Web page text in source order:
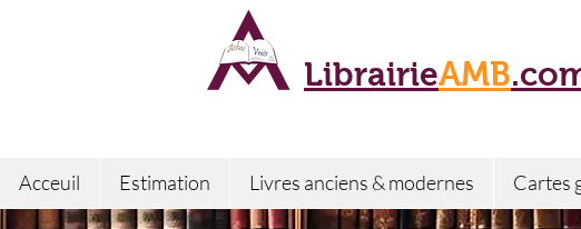
LibrairieAMB
Acceuil Estimation Livres anciens & modernes Cartes